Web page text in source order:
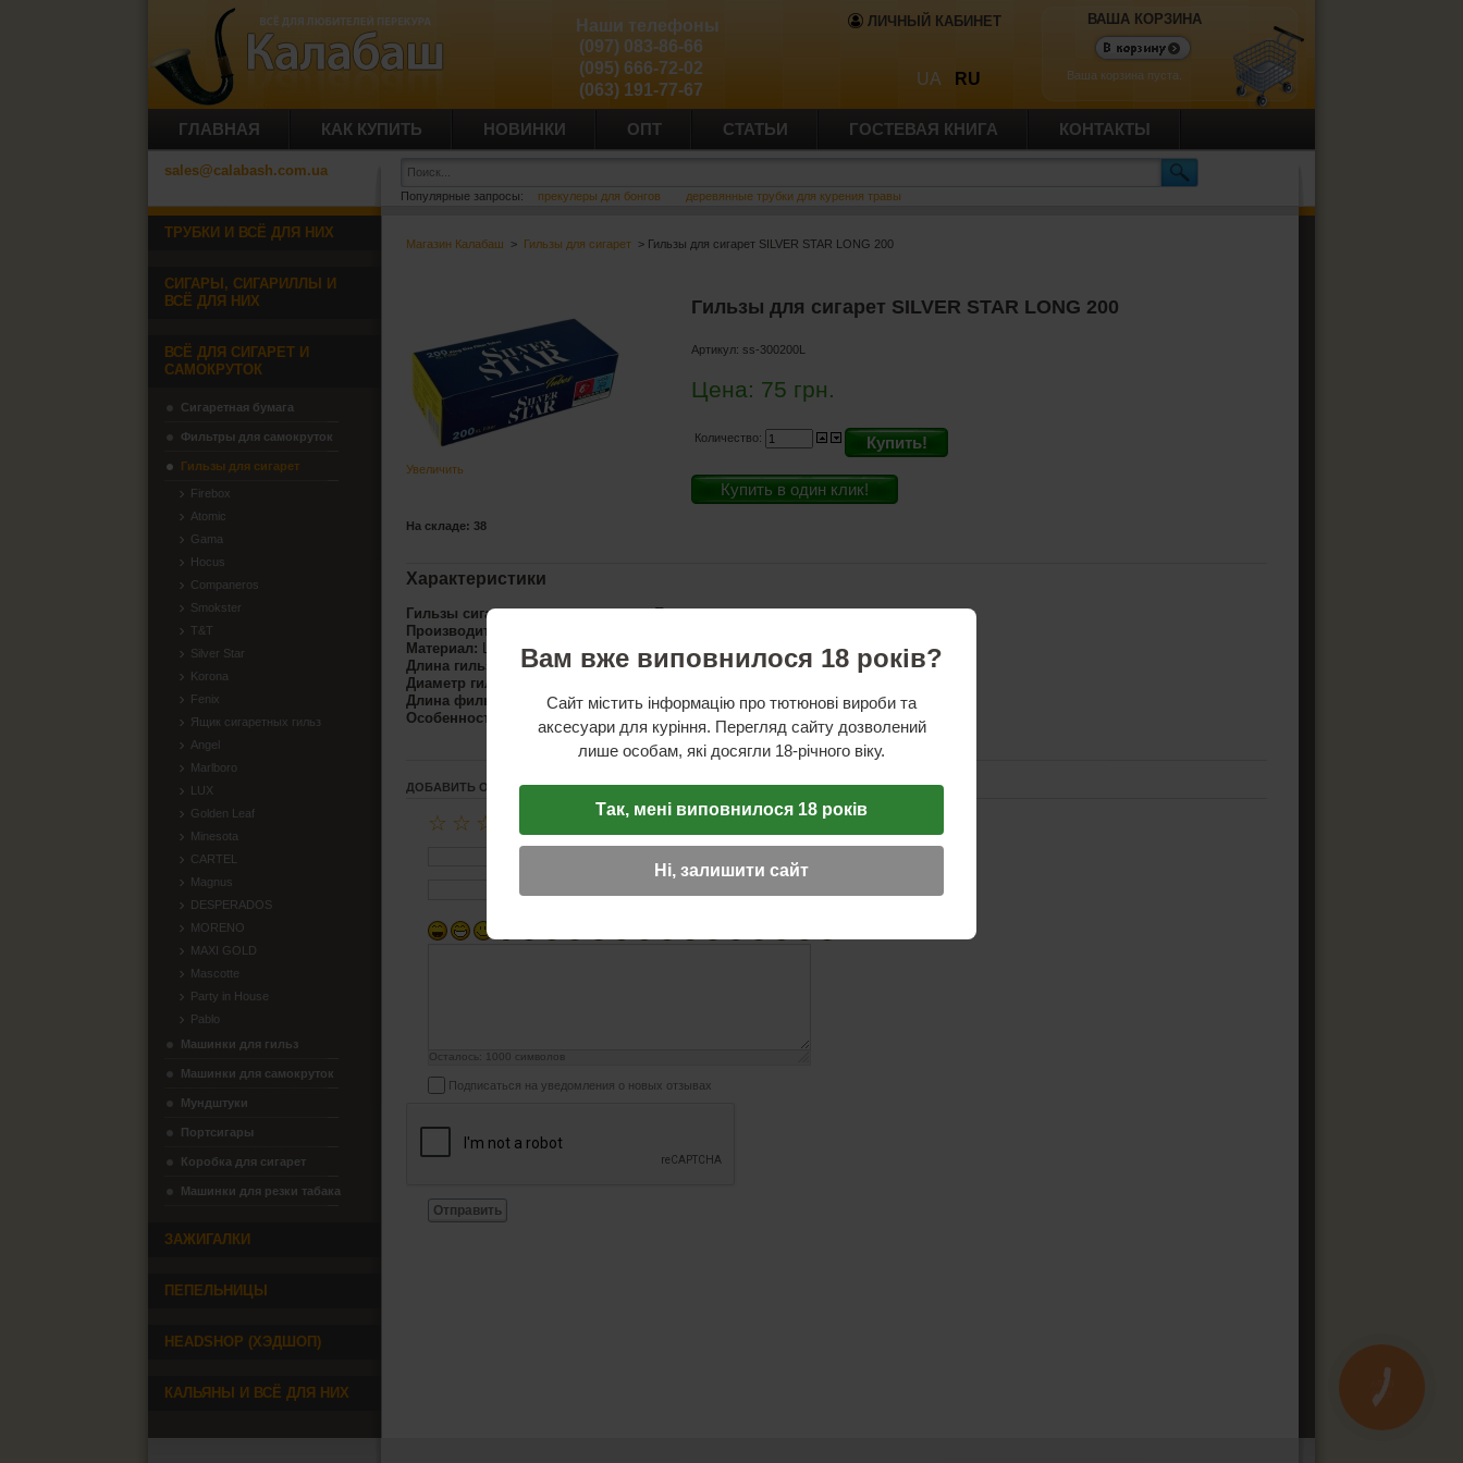
ЛИЧНЫЙ КАБИНЕТ
UA RU
Наши телефоны
(097) 083-86-66
(095) 666-72-02
(063) 191-77-67
ВАША КОРЗИНА
Ваша корзина пуста.
ГЛАВНАЯ КАК КУПИТЬ НОВИНКИ ОПТ СТАТЬИ ГОСТЕВАЯ КНИГА КОНТАКТЫ
sales@calabash.com.ua
Популярные запросы: прекулеры для бонгов деревянные трубки для курения травы
Магазин Калабаш > Гильзы для сигарет > Гильзы для сигарет SILVER STAR LONG 200
Увеличить
Гильзы для сигарет SILVER STAR LONG 200
Артикул: ss-300200L
Цена: 75 грн.
Количество: Купить!
Купить в один клик!
На складе: 38
Характеристики
Гильзы сигаретные производства:Польша
Производитель:
Материал: Целлюлоза
Длина гильзы с фильтром:84 мм.
Диаметр гильзы:
Длина фильтрующего картриджа: 24 мм.
Особенности:
ДОБАВИТЬ ОТЗЫВ
☆
☆
☆
Осталось: 1000 символов
Подписаться на уведомления о новых отзывах
Отправить
ТРУБКИ И ВСЁ ДЛЯ НИХ
СИГАРЫ, СИГАРИЛЛЫ И
ВСЁ ДЛЯ НИХ
ВСЁ ДЛЯ СИГАРЕТ И
САМОКРУТОК
Сигаретная бумага
Фильтры для самокруток
Гильзы для сигарет
Firebox
Atomic
Gama
Hocus
Companeros
Smokster
T&T
Silver Star
Korona
Fenix
Ящик сигаретных гильз
Angel
Marlboro
LUX
Golden Leaf
Minesota
CARTEL
Magnus
DESPERADOS
MORENO
MAXI GOLD
Mascotte
Party in House
Pablo
Машинки для гильз
Машинки для самокруток
Мундштуки
Портсигары
Коробка для сигарет
Машинки для резки табака
ЗАЖИГАЛКИ
ПЕПЕЛЬНИЦЫ
HEADSHOP (ХЭДШОП)
КАЛЬЯНЫ И ВСЁ ДЛЯ НИХ
Вам вже виповнилося 18 років?
Сайт містить інформацію про тютюнові вироби та
аксесуари для куріння. Перегляд сайту дозволений
лише особам, які досягли 18-річного віку.
Так, мені виповнилося 18 років
Ні, залишити сайт
КНОПКА
ЗВ'ЯЗКУ